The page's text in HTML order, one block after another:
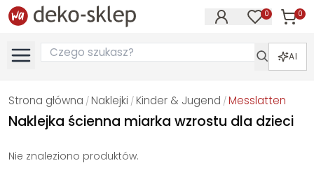
0 0
AI
Strona główna / Naklejki / Kinder & Jugend /Messlatten
Naklejka ścienna miarka wzrostu dla dzieci
Nie znaleziono produktów.